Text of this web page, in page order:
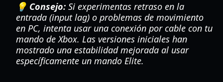
💡 Consejo: Si experimentas retraso en la
entrada (input lag) o problemas de movimiento
en PC, intenta usar una conexión por cable con tu
mando de Xbox. Las versiones iniciales han
mostrado una estabilidad mejorada al usar
específicamente un mando Elite.